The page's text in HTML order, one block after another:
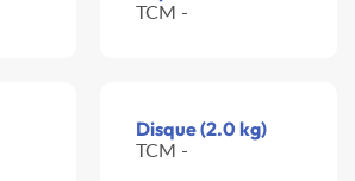
TCM -
Disque (2.0 kg)
TCM -